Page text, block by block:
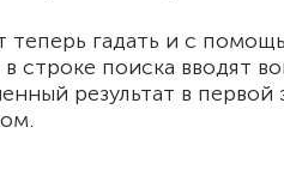
теперь гадать и с
в строке поиска вводят
результат в